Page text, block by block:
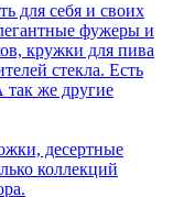
для себя и своих
фужеры и
кружки для пива
стекла. Есть
так же другие
десертные
коллекций